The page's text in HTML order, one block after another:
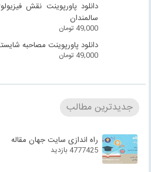
دانلود پاورپوینت نقش
سالمندان
49,000 تومان
دانلود پاورپوینت مصاحبه
49,000 تومان
جدیدترین مطالب
راه اندازی سایت جهان مقاله
4777425 بازدید